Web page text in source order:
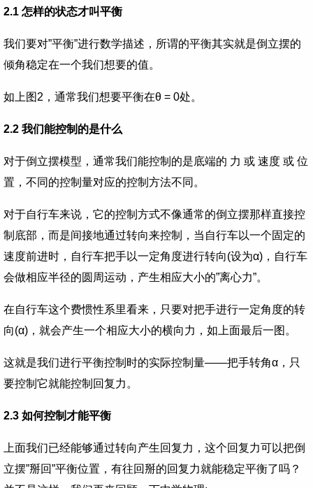
2.1 怎样的状态才叫平衡
我们要对”平衡”进行数学描述，所谓的平衡其实就是倒立摆的
倾角稳定在一个我们想要的值。
如上图2， 通常我们想要平衡在θ = 0处。
2.2 我们能控制的是什么
对于倒立摆模型，通常我们能控制的是底端的 力 或 速度 或 位
置，不同的控制量对应的控制方法不同。
对于自行车来说，它的控制方式不像通常的倒立摆那样直接控
制底部，而是间接地通过转向来控制，当自行车以一个固定的
速度前进时，自行车把手以一定角度进行转向(设为α)，自行车
会做相应半径的圆周运动，产生相应大小的”离心力”。
在自行车这个费惯性系里看来，只要对把手进行一定角度的转
向(α)，就会产生一个相应大小的横向力，如上面最后一图。
这就是我们进行平衡控制时的实际控制量——把手转角α，只
要控制它就能控制回复力。
2.3 如何控制才能平衡
上面我们已经能够通过转向产生回复力，这个回复力可以把倒
立摆”掰回”平衡位置，有往回掰的回复力就能稳定平衡了吗？